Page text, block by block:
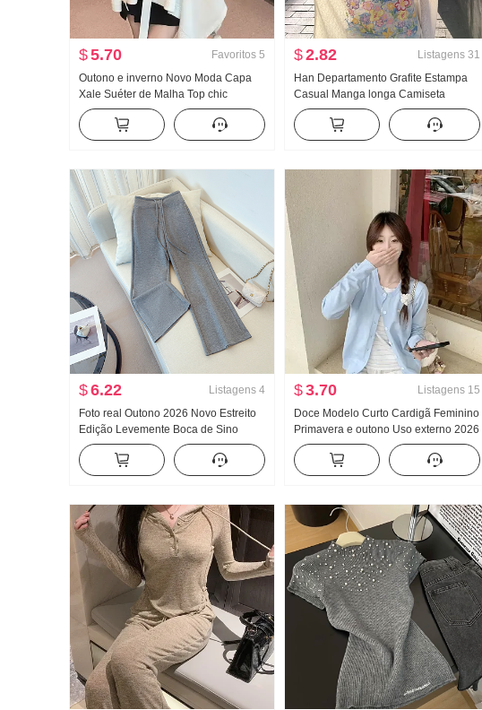
$5.70 Favoritos 5
Outono e inverno Novo Moda Capa
Xale Suéter de Malha Top chic
Relaxamento Sentido Ambiente
Sentido Reunião Uso externo Casaco
de camisola
$2.82 Listagens 31
Han Departamento Grafite Estampa
Casual Manga longa Camiseta
Proteção Solar Suéter Feminino
Primavera e verão Solto Descontraído
Vento frio Sentido Gola redonda Top
$6.22 Listagens 4
Foto real Outono 2026 Novo Estreito
Edição Levemente Boca de Sino
Mulher com calças de pernas largas
Fluida Sentido Reto Ioga Casual
Esporte Guarda Calças Filhos
$3.70 Listagens 15
Doce Modelo Curto Cardigã Feminino
Primavera e outono Uso externo 2026
Novo Fora Pegue Início do outono
chic Este ano Popular De Malha
Casaco